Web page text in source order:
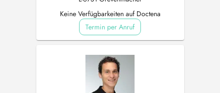
Keine Verfügbarkeiten auf Doctena
Termin per Anruf